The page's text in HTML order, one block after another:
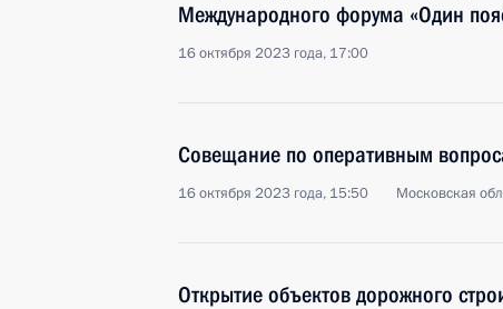
Международного форума «Один
16 октября 2023 года, 17:00
Совещание по оперативным
16 октября 2023 года, 15:50 Московская
Открытие объектов дорожного